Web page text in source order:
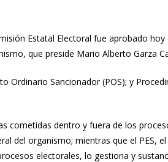
Estatal Electoral fue aprobado hoy
que preside Mario Alberto Garza
Ordinario Sancionador (POS); y
cometidas dentro y fuera de los
del organismo; mientras que el PES,
electorales, lo gestiona y